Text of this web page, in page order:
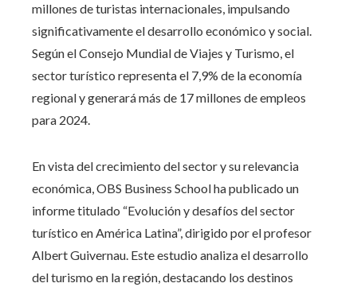
millones de turistas internacionales, impulsando
significativamente el desarrollo económico y social.
Según el Consejo Mundial de Viajes y Turismo, el
sector turístico representa el 7,9% de la economía
regional y generará más de 17 millones de empleos
para 2024.
En vista del crecimiento del sector y su relevancia
económica, OBS Business School ha publicado un
informe titulado “Evolución y desafíos del sector
turístico en América Latina”, dirigido por el profesor
Albert Guivernau. Este estudio analiza el desarrollo
del turismo en la región, destacando los destinos